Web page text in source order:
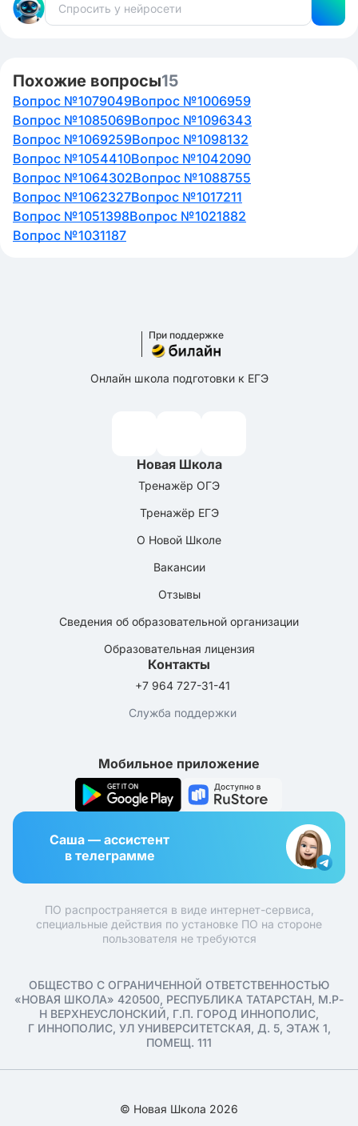
Похожие вопросы15
Вопрос №1079049Вопрос №1006959
Вопрос №1085069Вопрос №1096343
Вопрос №1069259Вопрос №1098132
Вопрос №1054410Вопрос №1042090
Вопрос №1064302Вопрос №1088755
Вопрос №1062327Вопрос №1017211
Вопрос №1051398Вопрос №1021882
Вопрос №1031187
При поддержке
Онлайн школа подготовки к ЕГЭ
Новая Школа
Тренажёр ОГЭ
Тренажёр ЕГЭ
О Новой Школе
Вакансии
Отзывы
Сведения об образовательной организации
Образовательная лицензия
Контакты
+7 964 727-31-41
Служба поддержки
Мобильное приложение
Саша — ассистент
в телеграмме
ПО распространяется в виде интернет-сервиса,
специальные действия по установке ПО на стороне
пользователя не требуются
ОБЩЕСТВО С ОГРАНИЧЕННОЙ ОТВЕТСТВЕННОСТЬЮ
«НОВАЯ ШКОЛА» 420500, РЕСПУБЛИКА ТАТАРСТАН, М.Р-
Н ВЕРХНЕУСЛОНСКИЙ, Г.П. ГОРОД ИННОПОЛИС,
Г ИННОПОЛИС, УЛ УНИВЕРСИТЕТСКАЯ, Д. 5, ЭТАЖ 1,
ПОМЕЩ. 111
© Новая Школа 2026